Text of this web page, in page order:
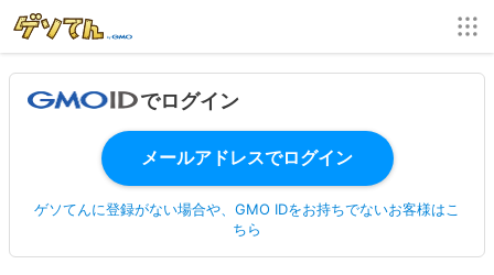
でログイン
ゲソてんに登録がない場合や、GMO IDをお持ちでないお客様はこ
ちら